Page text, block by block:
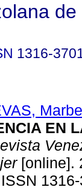
1316-
EN
[online].